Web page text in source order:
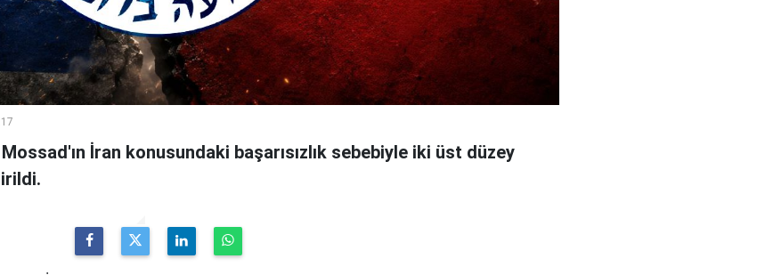
İran konusundaki başarısızlık sebebiyle iki üst düzey